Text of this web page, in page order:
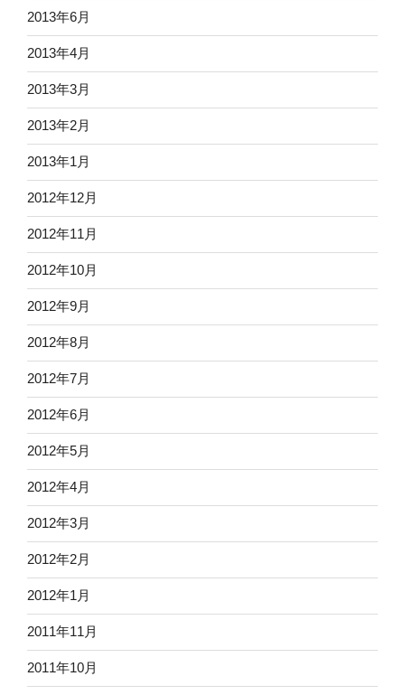
2013年6月
2013年4月
2013年3月
2013年2月
2013年1月
2012年12月
2012年11月
2012年10月
2012年9月
2012年8月
2012年7月
2012年6月
2012年5月
2012年4月
2012年3月
2012年2月
2012年1月
2011年11月
2011年10月